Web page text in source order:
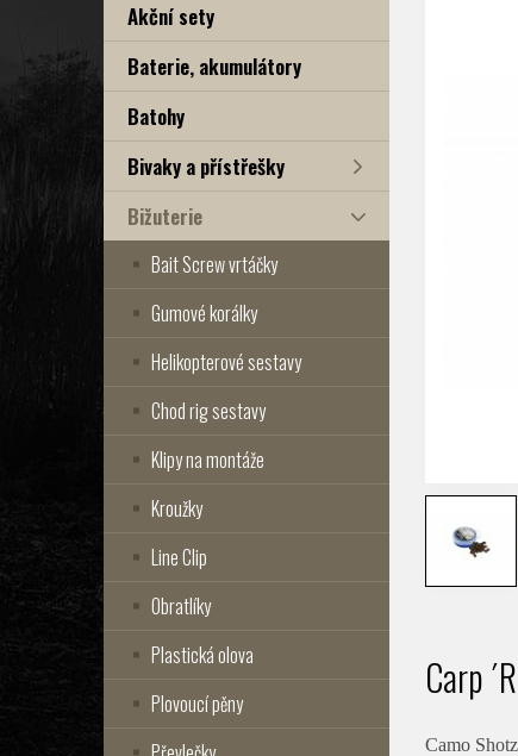
Akční sety
Baterie, akumulátory
Batohy
Bivaky a přístřešky
Bižuterie
Bait Screw vrtáčky
Gumové korálky
Helikopterové sestavy
Chod rig sestavy
Klipy na montáže
Kroužky
Line Clip
Obratlíky
Plastická olova
Plovoucí pěny
Carp
Camo